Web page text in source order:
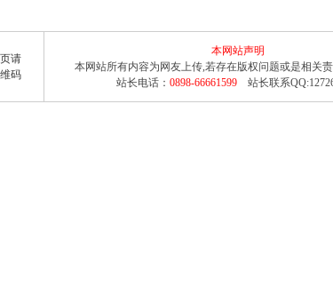
请
码
本网站声明
本网站所有内容为网友上传,若存在版权问题或是相关
站长电话： 0898-66661599站长联系